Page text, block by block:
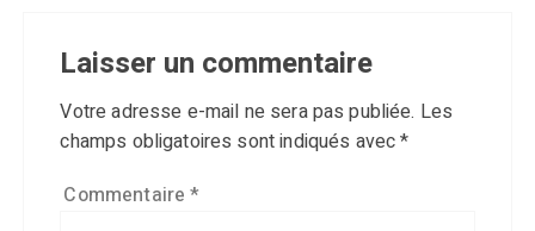
Laisser un commentaire
Votre adresse e-mail ne sera pas publiée. Les
champs obligatoires sont indiqués avec*
Commentaire*